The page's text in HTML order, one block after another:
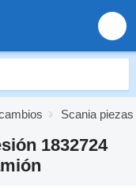
Scania
1832724